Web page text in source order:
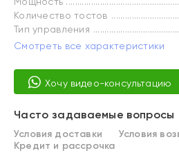
Количество тостов
Тип управления
Смотреть все характеристики
Хочу видео-консультацию
Часто задаваемые вопросы
Условия доставки
Условия
Кредит и рассрочка